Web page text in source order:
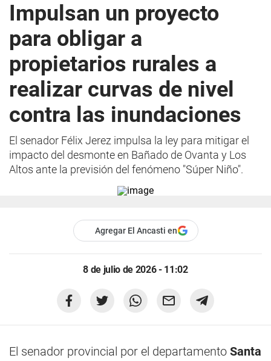
Impulsan un proyecto
para obligar a
propietarios rurales a
realizar curvas de nivel
contra las inundaciones
El senador Félix Jerez impulsa la ley para mitigar el
impacto del desmonte en Bañado de Ovanta y Los
Altos ante la previsión del fenómeno "Súper Niño".
Agregar El Ancasti en
8 de julio de 2026 - 11:02
El senador provincial por el departamento Santa